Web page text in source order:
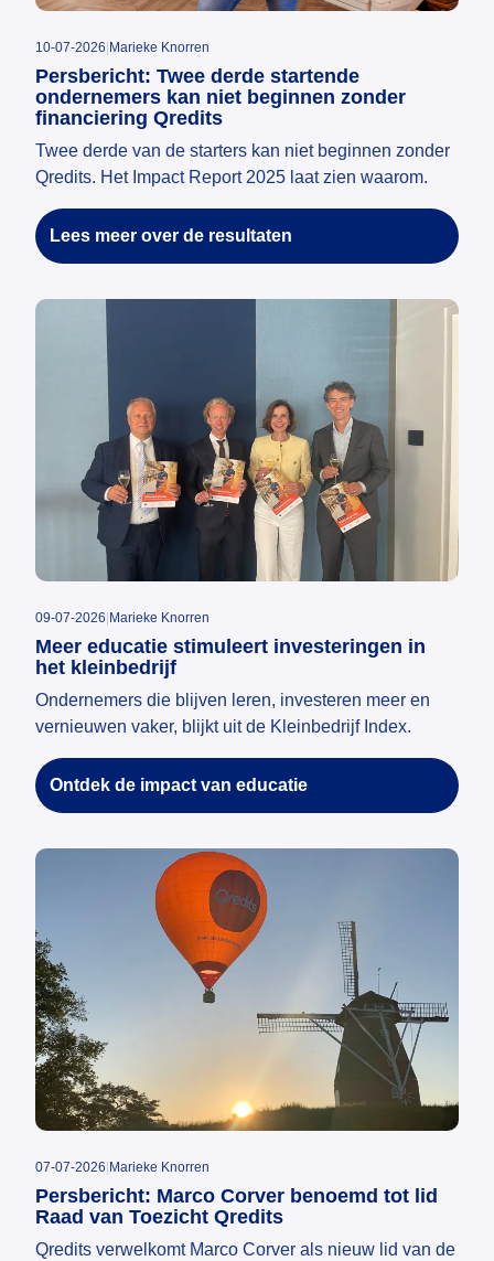
10-07-2026 Marieke Knorren
Persbericht: Twee derde startende
ondernemers kan niet beginnen zonder
financiering Qredits
Twee derde van de starters kan niet beginnen zonder
Qredits. Het Impact Report 2025 laat zien waarom.
Lees meer over de resultaten
09-07-2026 Marieke Knorren
Meer educatie stimuleert investeringen in
het kleinbedrijf
Ondernemers die blijven leren, investeren meer en
vernieuwen vaker, blijkt uit de Kleinbedrijf Index.
Ontdek de impact van educatie
07-07-2026 Marieke Knorren
Persbericht: Marco Corver benoemd tot lid
Raad van Toezicht Qredits
Qredits verwelkomt Marco Corver als nieuw lid van de